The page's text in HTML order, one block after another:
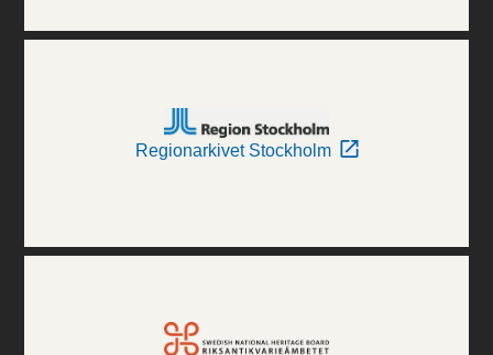
Regionarkivet Stockholm